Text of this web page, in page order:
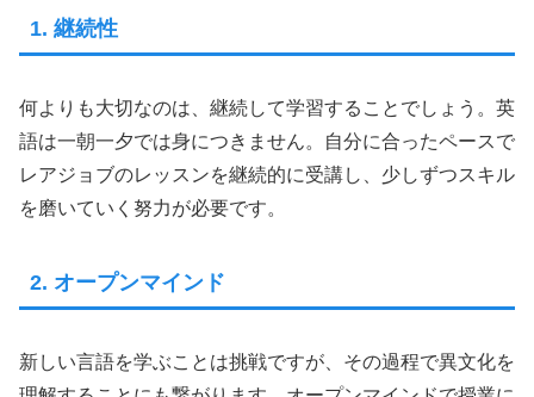
1. 継続性
何よりも大切なのは、継続して学習することでしょう。英
語は一朝一夕では身につきません。自分に合ったペースで
レアジョブのレッスンを継続的に受講し、少しずつスキル
を磨いていく努力が必要です。
2. オープンマインド
新しい言語を学ぶことは挑戦ですが、その過程で異文化を